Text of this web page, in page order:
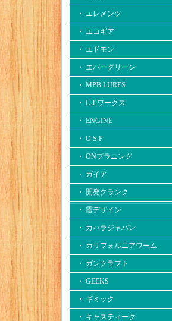
・ エレメンツ
・ エコギア
・ エドモン
・ エバーグリーン
・ MPB LURES
・ L.T.ワークス
・ ENGINE
・ O.S.P
・ ONプラニング
・ ガイア
・ 開発クランク
・ 霞デザイン
・ カハラジャパン
・ カリフォルニアワーム
・ ガンクラフト
・ GEEKS
・ ギミック
・ キャスティーク